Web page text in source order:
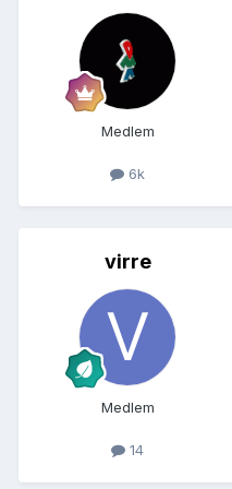
Medlem
6k
virre
Medlem
14